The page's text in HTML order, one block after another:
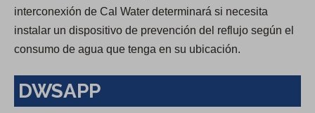
interconexión de Cal Water determinará si necesita
instalar un dispositivo de prevención del reflujo según el
consumo de agua que tenga en su ubicación.
DWSAPP